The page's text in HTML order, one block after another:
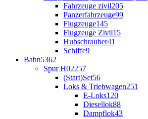
Fahrzeuge zivil205
Panzerfahrzeuge99
Flugzeuge145
Flugzeuge Zivil15
Hubschrauber41
Schiffe9
Bahn5362
Spur H02257
(Start)Set56
Loks & Triebwagen251
E-Loks120
Diesellok88
Dampflok43